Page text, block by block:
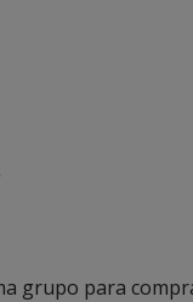
grupo para